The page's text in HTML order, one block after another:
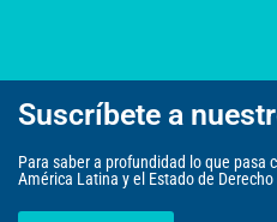
Suscríbete a
Para saber a profundidad lo que pasa
América Latina y el Estado de